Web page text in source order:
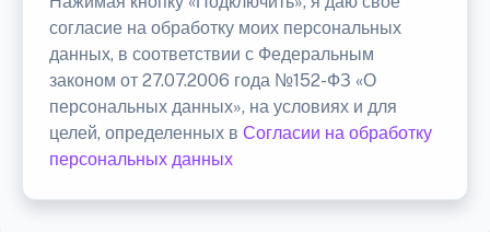
согласие на обработку моих персональных
данных, в соответствии с Федеральным
законом от 27.07.2006 года №152-ФЗ «О
персональных данных», на условиях и для
целей, определенных в Согласии на обработку
персональных данных